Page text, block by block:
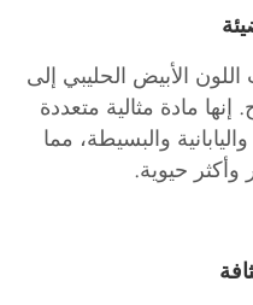
الحليبي إلى
مثالية متعددة
والبسيطة، مما